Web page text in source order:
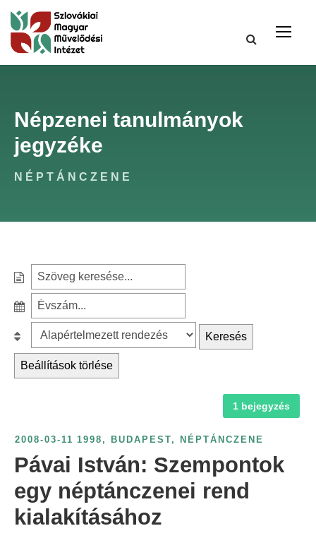
Népzenei tanulmányok
jegyzéke
NÉPTÁNCZENE
e
c
h
:
z
é
v
s
z
á
m
e
s
l
á
s
:
Keresés
Beállítások törlése
1 bejegyzés
2008-03-11 1998 , BUDAPEST, NÉPTÁNCZENE
Pávai István: Szempontok
egy néptánczenei rend
kialakításához